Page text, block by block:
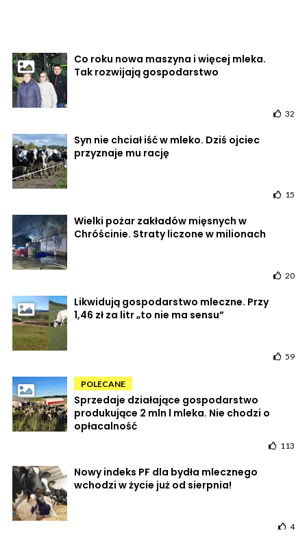
Co roku nowa maszyna i więcej mleka.
Tak rozwijają gospodarstwo
32
Syn nie chciał iść w mleko. Dziś ojciec
przyznaje mu rację
15
Wielki pożar zakładów mięsnych w
Chróścinie. Straty liczone w milionach
20
Likwidują gospodarstwo mleczne. Przy
1,46 zł za litr „to nie ma sensu”
59
POLECANE
Sprzedaje działające gospodarstwo
produkujące 2 mln l mleka. Nie chodzi o
opłacalność
113
Nowy indeks PF dla bydła mlecznego
wchodzi w życie już od sierpnia!
4